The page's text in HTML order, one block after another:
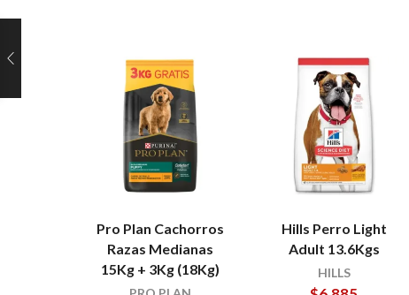
Pro Plan Cachorros
Razas Medianas
15Kg + 3Kg (18Kg)
Hills Perro Light
Adult 13.6Kgs
HILLS